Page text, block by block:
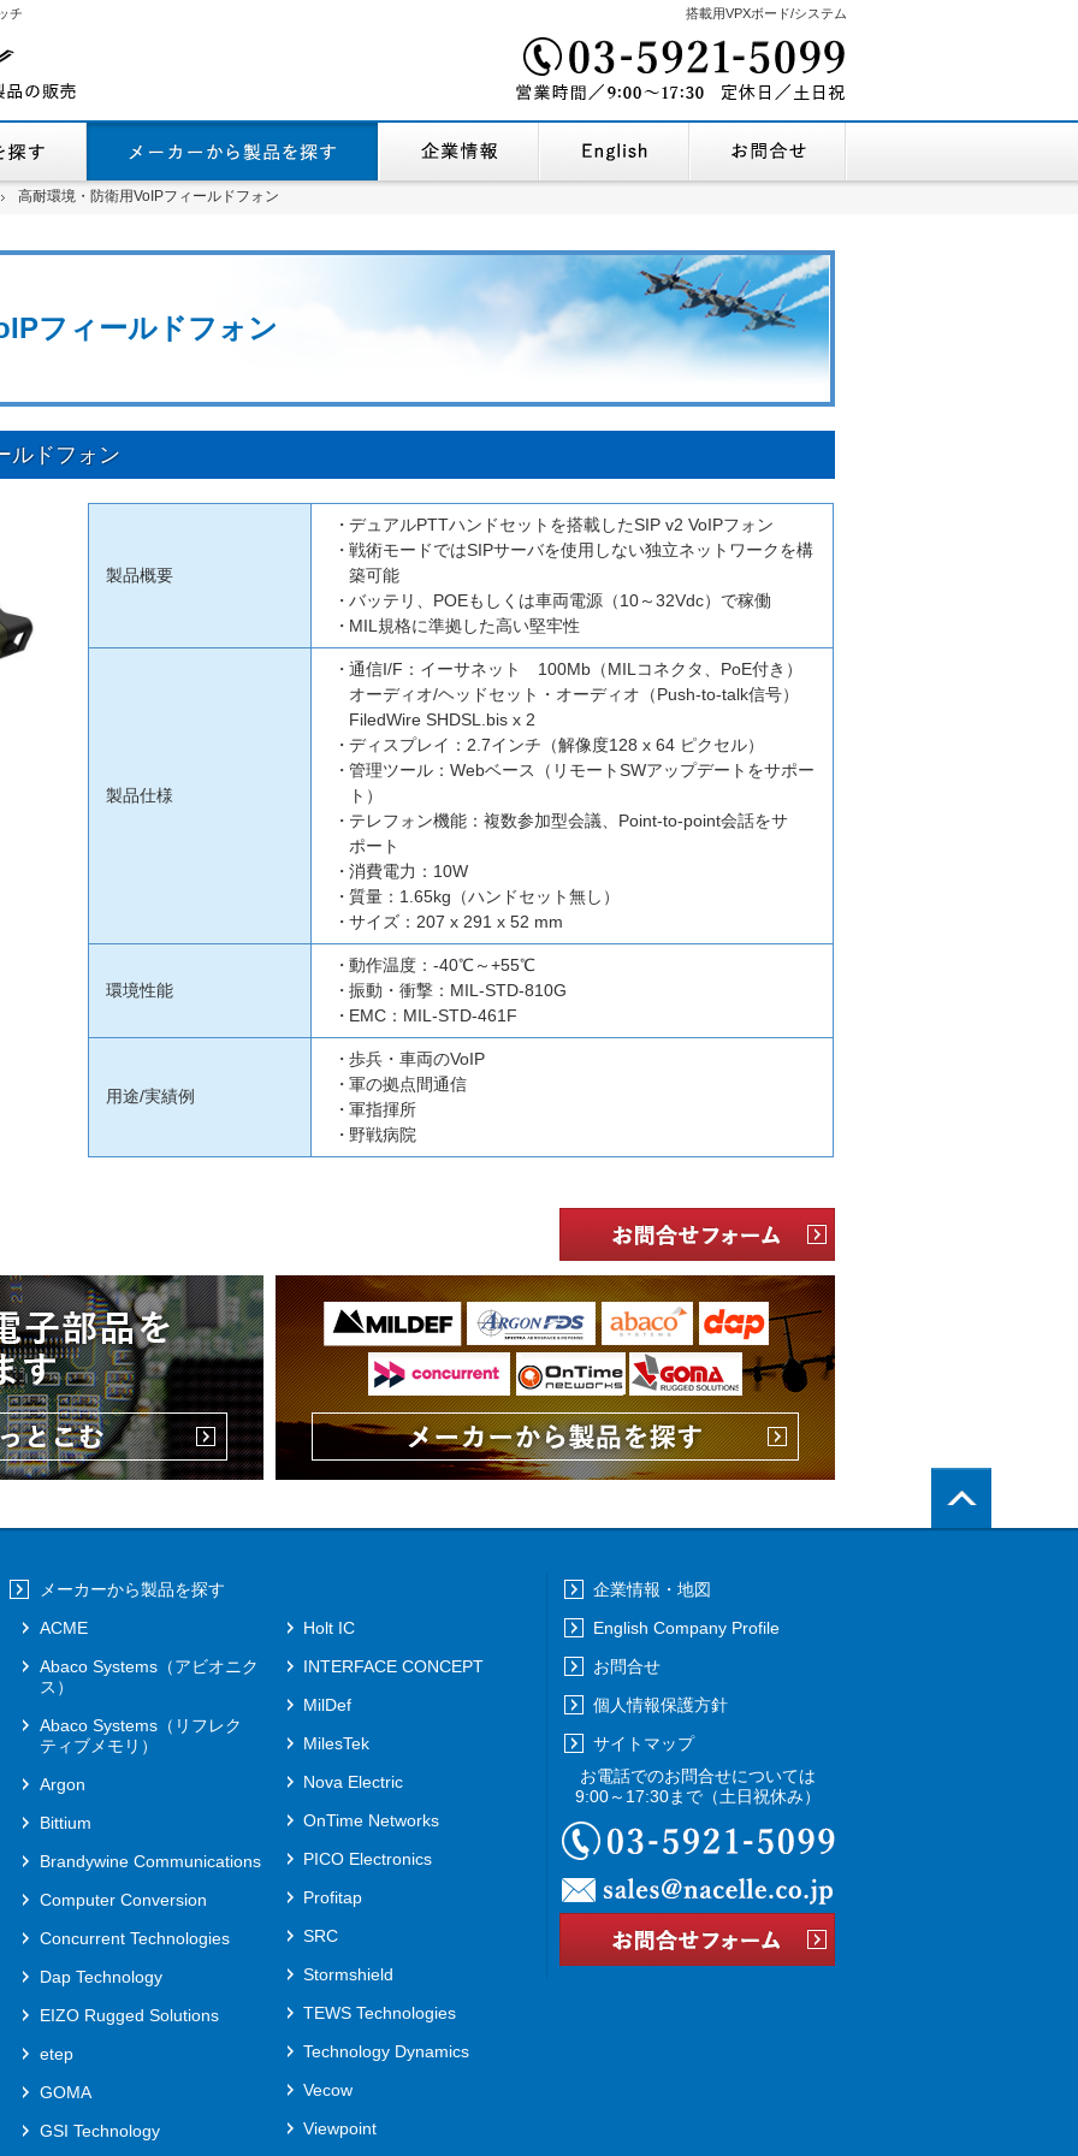
高耐環境・防衛用VoIPフィールドフォン
フィールドフォン
搭載用VPXボード/システム
チ
ルドフォン
製品概要
デュアルPTTハンドセットを搭載したSIP v2 VoIPフォン
戦術モードではSIPサーバを使用しない独立ネットワークを構
築可能
バッテリ、POEもしくは車両電源（10～32Vdc）で稼働
MIL規格に準拠した高い堅牢性
製品仕様
通信I/F：イーサネット 100Mb（MILコネクタ、PoE付き）
オーディオ/ヘッドセット・オーディオ（Push-to-talk信号）
FiledWire SHDSL.bis x 2
ディスプレイ：2.7インチ（解像度128 x 64 ピクセル）
管理ツール：Webベース（リモートSWアップデートをサポー
ト）
テレフォン機能：複数参加型会議、Point-to-point会話をサ
ポート
消費電力：10W
質量：1.65kg（ハンドセット無し）
サイズ：207 x 291 x 52 mm
環境性能
動作温度：-40℃～+55℃
振動・衝撃：MIL-STD-810G
EMC：MIL-STD-461F
用途/実績例
歩兵・車両のVoIP
軍の拠点間通信
軍指揮所
野戦病院
機能から製品を探す
高耐環境・防衛用VoIPフィールドフォン
メーカーから製品を探す
ACME
Abaco Systems（アビオニク
ス）
Abaco Systems（リフレク
ティブメモリ）
Argon
Bittium
Brandywine Communications
Computer Conversion
Concurrent Technologies
Dap Technology
EIZO Rugged Solutions
etep
GOMA
GSI Technology
Holt IC
INTERFACE CONCEPT
MilDef
MilesTek
Nova Electric
OnTime Networks
PICO Electronics
Profitap
SRC
Stormshield
TEWS Technologies
Technology Dynamics
Vecow
Viewpoint
企業情報・地図
English Company Profile
お問合せ
個人情報保護方針
サイトマップ
お電話でのお問合せについては
9:00～17:30まで（土日祝休み）